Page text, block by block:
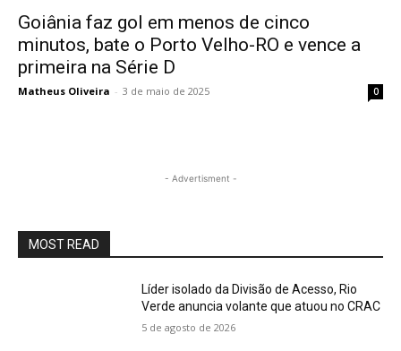
Goiânia faz gol em menos de cinco
minutos, bate o Porto Velho-RO e vence a
primeira na Série D
Matheus Oliveira - 3 de maio de 2025 0
- Advertisment -
MOST READ
Líder isolado da Divisão de Acesso, Rio
Verde anuncia volante que atuou no CRAC
5 de agosto de 2026